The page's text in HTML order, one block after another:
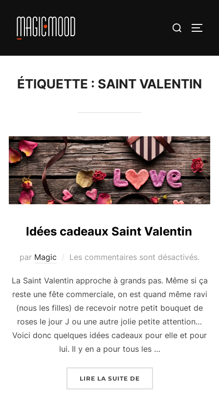
contenu
Rechercher :
ÉTIQUETTE : SAINT VALENTIN
Idées cadeaux Saint Valentin
par Magic Les commentaires sont désactivés.
La Saint Valentin approche à grands pas. Même si ça
reste une fête commerciale, on est quand même ravi
(nous les filles) de recevoir notre petit bouquet de
roses le jour J ou une autre jolie petite attention…
Voici donc quelques idées cadeaux pour elle et pour
lui. Il y en a pour tous les …
LIRE LA SUITE DE« IDÉES CADEAUX